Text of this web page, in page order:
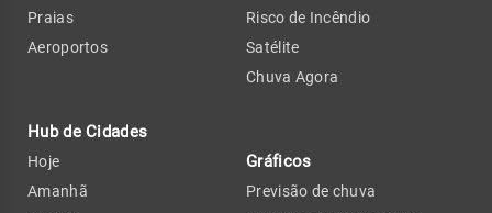
Praias
Aeroportos
Hub de Cidades
Hoje
Amanhã
Risco de Incêndio
Satélite
Chuva Agora
Gráficos
Previsão de chuva